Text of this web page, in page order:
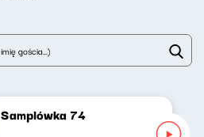
Samplówka 74